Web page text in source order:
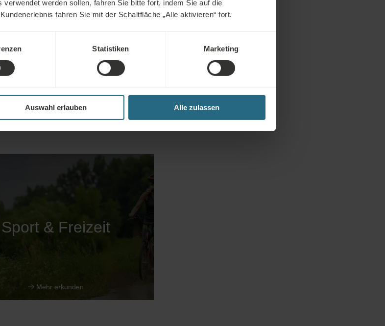
werden sollen, fahren Sie bitte fort, indem Sie auf die
fahren Sie mit der Schaltfläche „Alle aktivieren“ fort.
Statistiken Marketing
Auswahl erlauben Alle zulassen
Hautregeneration mit nachgewiesener Anti-Aging-
Wirkung zu unterstützen.
Sport & Freizeit
Mehr erkunden